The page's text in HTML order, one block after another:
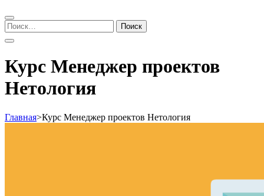
Найти:
Курс Менеджер проектов
Нетология
Главная>Курс Менеджер проектов Нетология